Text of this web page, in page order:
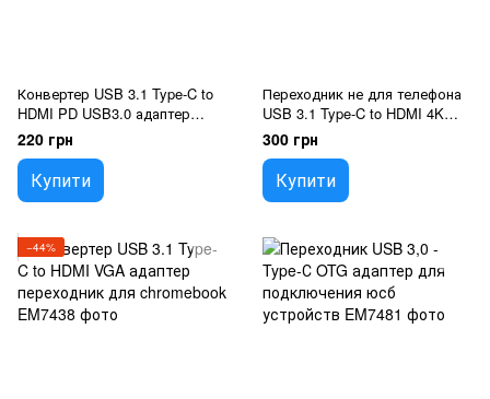
Конвертер USB 3.1 Type-C to
HDMI PD USB3.0 адаптер
переходник
220 грн
Купити
Переходник не для телефона
USB 3.1 Type-C to HDMI 4K
FullHD 1080 адаптер для
Chromebook
300 грн
Купити
−44%